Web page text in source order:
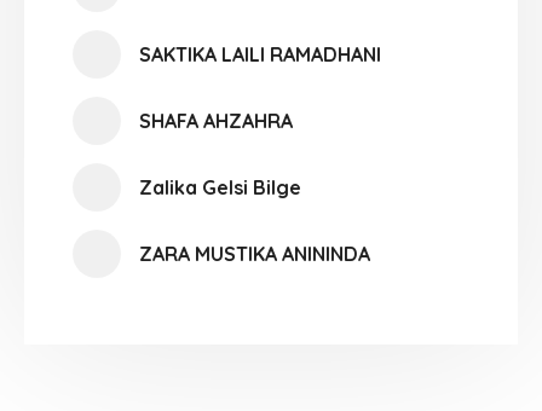
SAKTIKA LAILI RAMADHANI
SHAFA AHZAHRA
Zalika Gelsi Bilge
ZARA MUSTIKA ANININDA